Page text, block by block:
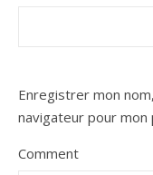
Enregistrer mon
navigateur pour mon
Comment